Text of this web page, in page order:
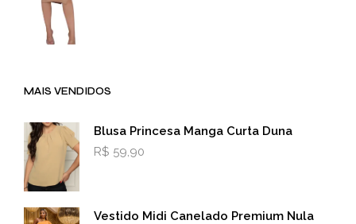
MAIS VENDIDOS
Blusa Princesa Manga Curta Duna
R$ 59,90
Vestido Midi Canelado Premium Nula